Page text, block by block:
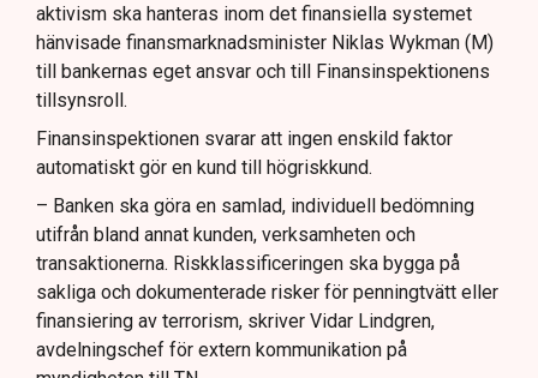
aktivism ska hanteras inom det finansiella systemet
hänvisade finansmarknadsminister Niklas Wykman (M)
till bankernas eget ansvar och till Finansinspektionens
tillsynsroll.
Finansinspektionen svarar att ingen enskild faktor
automatiskt gör en kund till högriskkund.
– Banken ska göra en samlad, individuell bedömning
utifrån bland annat kunden, verksamheten och
transaktionerna. Riskklassificeringen ska bygga på
sakliga och dokumenterade risker för penningtvätt eller
finansiering av terrorism, skriver Vidar Lindgren,
avdelningschef för extern kommunikation på